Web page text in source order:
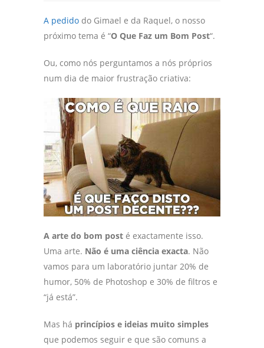
A pedido do Gimael e da Raquel, o nosso
próximo tema é “O Que Faz um Bom Post“.
Ou, como nós perguntamos a nós próprios
num dia de maior frustração criativa:
A arte do bom post é exactamente isso.
Uma arte. Não é uma ciência exacta. Não
vamos para um laboratório juntar 20% de
humor, 50% de Photoshop e 30% de filtros e
“já está”.
Mas há princípios e ideias muito simples
que podemos seguir e que são comuns a